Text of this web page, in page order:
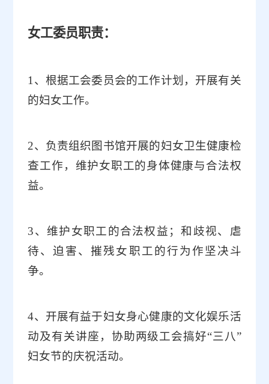
女工委员职责：
1 、根据工会委员会的工作计划，开展有关
的妇女工作。
2、负责组织图书馆开展的妇女卫生健康检
查工作，维护女职工的身体健康与合法权
益。
3、维护女职工的合法权益；和歧视、虐
待、迫害、摧残女职工的行为作坚决斗
争。
4、开展有益于妇女身心健康的文化娱乐活
动及有关讲座，协助两级工会搞好“三八”
妇女节的庆祝活动。